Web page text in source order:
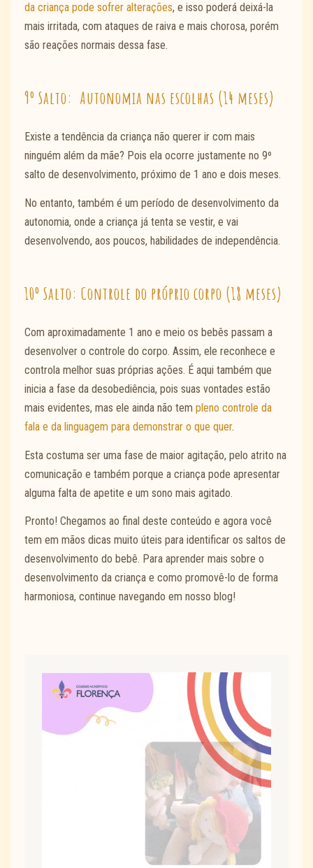
da criança pode sofrer alterações, e isso poderá deixá-la
mais irritada, com ataques de raiva e mais chorosa, porém
são reações normais dessa fase.
9º Salto: Autonomia nas escolhas (14 meses)
Existe a tendência da criança não querer ir com mais
ninguém além da mãe? Pois ela ocorre justamente no 9º
salto de desenvolvimento, próximo de 1 ano e dois meses.
No entanto, também é um período de desenvolvimento da
autonomia, onde a criança já tenta se vestir, e vai
desenvolvendo, aos poucos, habilidades de independência.
10º Salto: Controle do próprio corpo (18 meses)
Com aproximadamente 1 ano e meio os bebês passam a
desenvolver o controle do corpo. Assim, ele reconhece e
controla melhor suas próprias ações. É aqui também que
inicia a fase da desobediência, pois suas vontades estão
mais evidentes, mas ele ainda não tem pleno controle da
fala e da linguagem para demonstrar o que quer.
Esta costuma ser uma fase de maior agitação, pelo atrito na
comunicação e também porque a criança pode apresentar
alguma falta de apetite e um sono mais agitado.
Pronto! Chegamos ao final deste conteúdo e agora você
tem em mãos dicas muito úteis para identificar os saltos de
desenvolvimento do bebê. Para aprender mais sobre o
desenvolvimento da criança e como promovê-lo de forma
harmoniosa, continue navegando em nosso blog!